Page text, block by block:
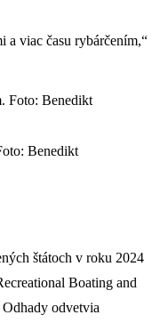
a viac času rybárčením,“
Benedikt
štátoch v roku 2024
Boating and
odvetvia